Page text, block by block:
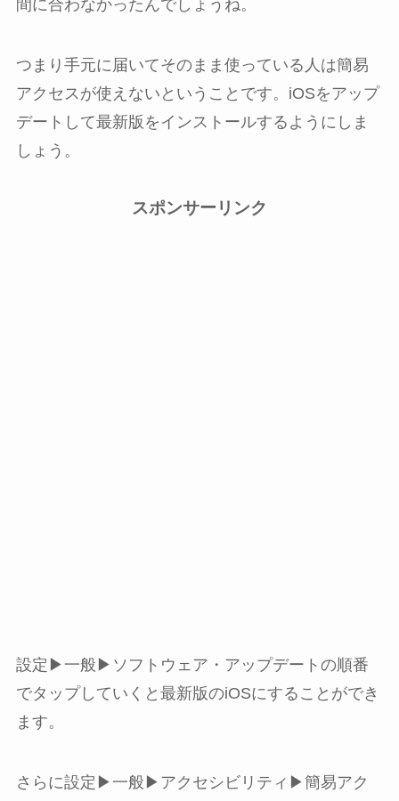
間に合わなかったんでしょうね。
つまり手元に届いてそのまま使っている人は簡易
アクセスが使えないということです。iOSをアップ
デートして最新版をインストールするようにしま
しょう。
スポンサーリンク
設定 ▶ 一般 ▶ ソフトウェア・アップデート の順番
でタップしていくと最新版のiOSにすることができ
ます。
さらに設定 ▶ 一般 ▶ アクセシビリティ ▶簡易アク